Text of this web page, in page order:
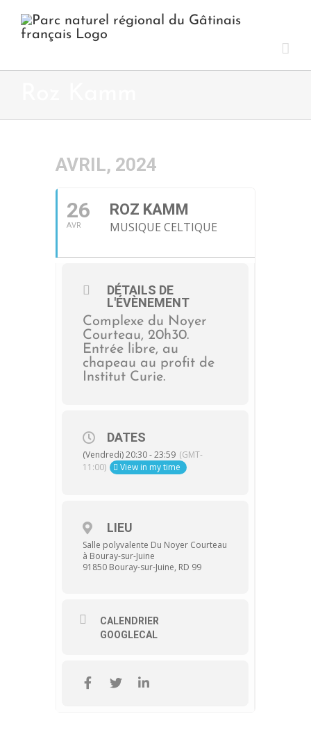
contenu
AVRIL, 2024
26
AVR
ROZ KAMM
MUSIQUE CELTIQUE
DÉTAILS DE
L'ÉVÈNEMENT
Complexe du Noyer
Courteau, 20h30.
Entrée libre, au
chapeau au profit de
Institut Curie.
DATES
(Vendredi) 20:30 - 23:59 (GMT-
11:00)
View in my time
LIEU
Salle polyvalente Du Noyer Courteau
à Bouray-sur-Juine
91850 Bouray-sur-Juine, RD 99
CALENDRIER
GOOGLECAL